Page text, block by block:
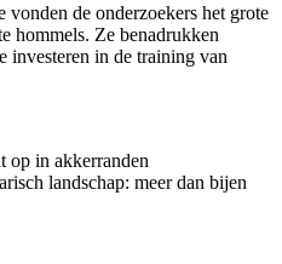
vonden de onderzoekers het grote
hommels. Ze benadrukken
investeren in de training van
op in akkerranden
landschap: meer dan bijen